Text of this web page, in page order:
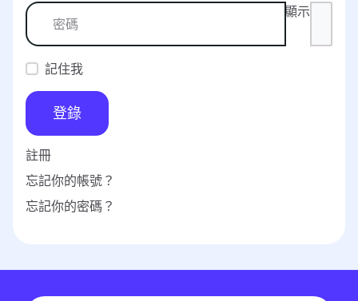
顯示
記住我
登錄
註冊
忘記你的帳號？
忘記你的密碼？